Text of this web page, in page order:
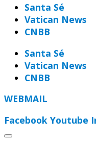
Santa Sé
Vatican News
CNBB
Santa Sé
Vatican News
CNBB
WEBMAIL
Facebook Youtube